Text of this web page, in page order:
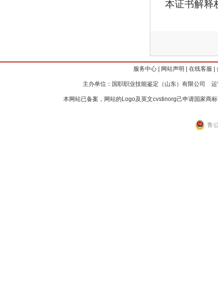
本证书解释
服务中心 网站声明 |在线客服 |
主办单位：国职职业技能鉴定（山东）有限公司
本网站已备案，网站的Logo及英文cvstinorg己申请国家商
鲁